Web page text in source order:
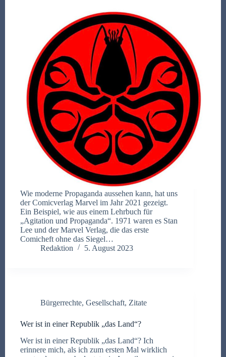
Wie moderne Propaganda aussehen kann, hat uns
der Comicverlag Marvel im Jahr 2021 gezeigt.
Ein Beispiel, wie aus einem Lehrbuch für
„Agitation und Propaganda“. 1971 waren es Stan
Lee und der Marvel Verlag, die das erste
Comicheft ohne das Siegel…
Redaktion
5. August 2023
Bürgerrechte, Gesellschaft, Zitate
Wer ist in einer Republik „das Land“?
Wer ist in einer Republik „das Land“? Ich
erinnere mich, als ich zum ersten Mal wirklich